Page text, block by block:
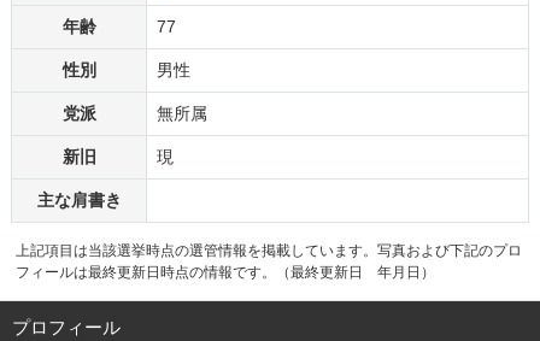
年齢 77
性別 男性
党派 無所属
新旧 現
主な肩書き
上記項目は当該選挙時点の選管情報を掲載しています。写真および下記のプロ
フィールは最終更新日時点の情報です。（最終更新日 年月日）
プロフィール